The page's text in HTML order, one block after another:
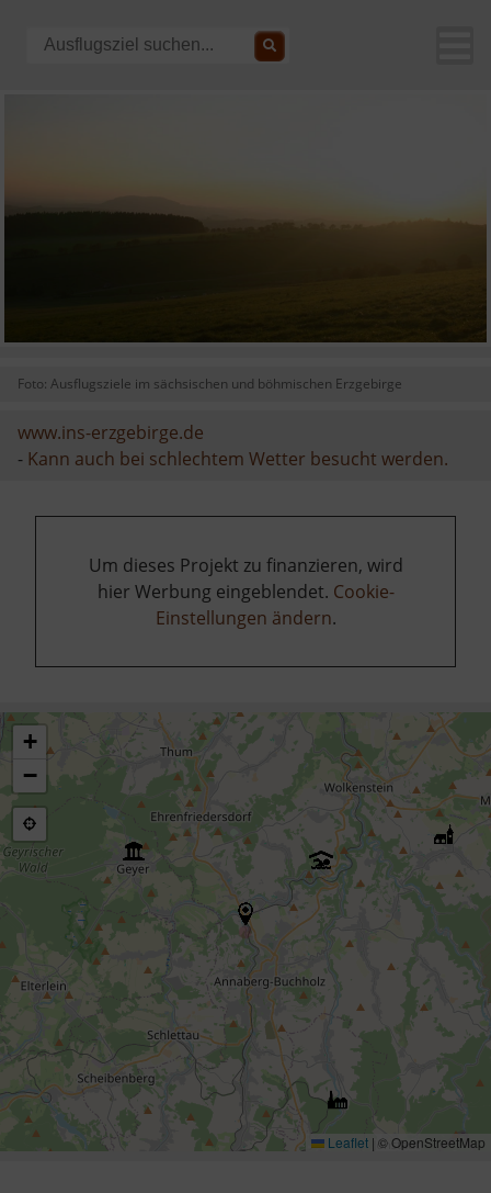
Foto: Ausflugsziele im sächsischen und böhmischen Erzgebirge
www.ins-erzgebirge.de
- Kann auch bei schlechtem Wetter besucht werden.
Um dieses Projekt zu finanzieren, wird
hier Werbung eingeblendet. Cookie-
Einstellungen ändern.
+
−
Leaflet | © OpenStreetMap